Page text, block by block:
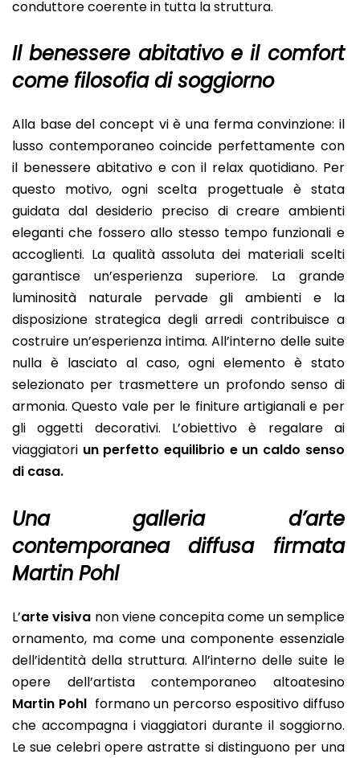
conduttore coerente in tutta la struttura.
Il benessere abitativo e il comfort
come filosofia di soggiorno
Alla base del concept vi è una ferma convinzione: il
lusso contemporaneo coincide perfettamente con
il benessere abitativo e con il relax quotidiano. Per
questo motivo, ogni scelta progettuale è stata
guidata dal desiderio preciso di creare ambienti
eleganti che fossero allo stesso tempo funzionali e
accoglienti. La qualità assoluta dei materiali scelti
garantisce un’esperienza superiore. La grande
luminosità naturale pervade gli ambienti e la
disposizione strategica degli arredi contribuisce a
costruire un’esperienza intima. All’interno delle suite
nulla è lasciato al caso, ogni elemento è stato
selezionato per trasmettere un profondo senso di
armonia. Questo vale per le finiture artigianali e per
gli oggetti decorativi. L’obiettivo è regalare ai
viaggiatori un perfetto equilibrio e un caldo senso
di casa.
Una galleria d’arte
contemporanea diffusa firmata
Martin Pohl
L’arte visiva non viene concepita come un semplice
ornamento, ma come una componente essenziale
dell’identità della struttura. All’interno delle suite le
opere dell’artista contemporaneo altoatesino
Martin Pohl formano un percorso espositivo diffuso
che accompagna i viaggiatori durante il soggiorno.
Le sue celebri opere astratte si distinguono per una